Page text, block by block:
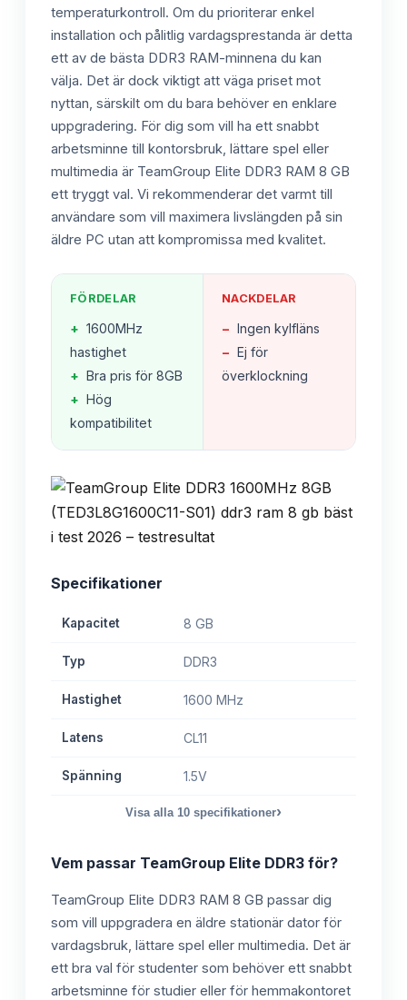
temperaturkontroll. Om du prioriterar enkel
installation och pålitlig vardagsprestanda är detta
ett av de bästa DDR3 RAM-minnena du kan
välja. Det är dock viktigt att väga priset mot
nyttan, särskilt om du bara behöver en enklare
uppgradering. För dig som vill ha ett snabbt
arbetsminne till kontorsbruk, lättare spel eller
multimedia är TeamGroup Elite DDR3 RAM 8 GB
ett tryggt val. Vi rekommenderar det varmt till
användare som vill maximera livslängden på sin
äldre PC utan att kompromissa med kvalitet.
FÖRDELAR
+ 1600MHz
hastighet
+ Bra pris för 8GB
+ Hög
kompatibilitet
NACKDELAR
− Ingen kylfläns
− Ej för
överklockning
Specifikationer
Kapacitet 8 GB
Typ DDR3
Hastighet 1600 MHz
Latens CL11
Spänning 1.5V
Visa alla 10 specifikationer›
Vem passar TeamGroup Elite DDR3 för?
TeamGroup Elite DDR3 RAM 8 GB passar dig
som vill uppgradera en äldre stationär dator för
vardagsbruk, lättare spel eller multimedia. Det är
ett bra val för studenter som behöver ett snabbt
arbetsminne för studier eller för hemmakontoret